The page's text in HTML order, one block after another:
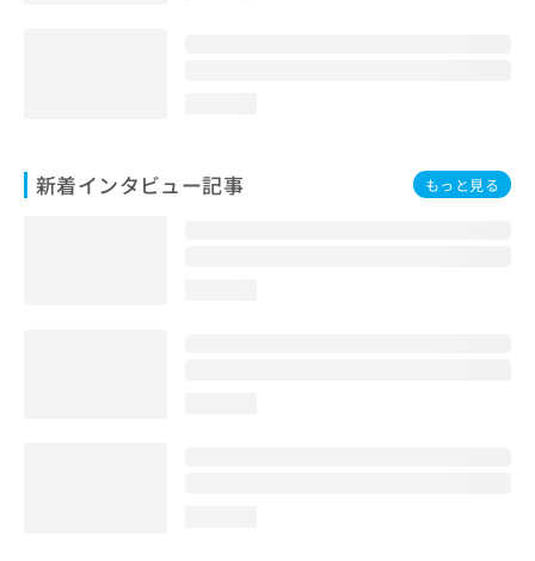
新着インタビュー記事 もっと見る